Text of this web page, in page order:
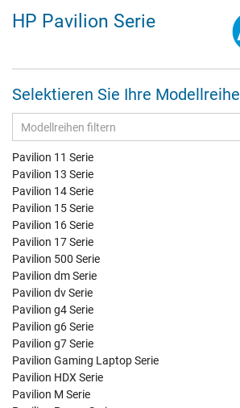
HP Pavilion Serie
Selektieren Sie Ihre Modellreihe
Pavilion 11 Serie
Pavilion 13 Serie
Pavilion 14 Serie
Pavilion 15 Serie
Pavilion 16 Serie
Pavilion 17 Serie
Pavilion 500 Serie
Pavilion dm Serie
Pavilion dv Serie
Pavilion g4 Serie
Pavilion g6 Serie
Pavilion g7 Serie
Pavilion Gaming Laptop Serie
Pavilion HDX Serie
Pavilion M Serie